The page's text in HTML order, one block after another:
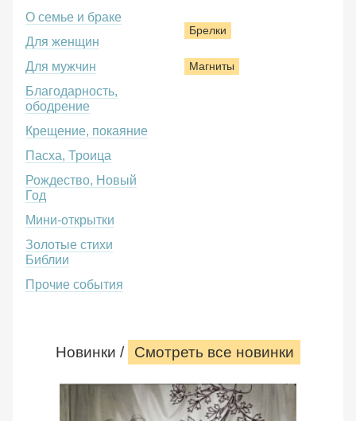
О семье и браке
Для женщин
Для мужчин
Благодарность,
ободрение
Крещение, покаяние
Пасха, Троица
Рождество, Новый
Год
Мини-открытки
Золотые стихи
Библии
Прочие события
Брелки
Магниты
Новинки / Смотреть все новинки